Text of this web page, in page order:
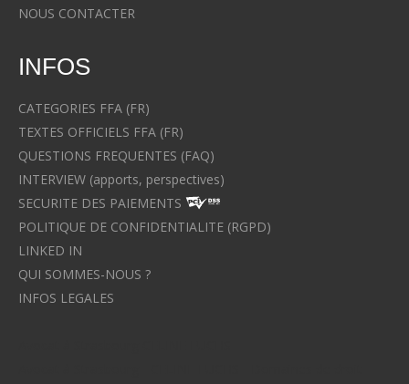
NOUS CONTACTER
INFOS
CATEGORIES FFA (FR)
TEXTES OFFICIELS FFA (FR)
QUESTIONS FREQUENTES (FAQ)
INTERVIEW (apports, perspectives)
SECURITE DES PAIEMENTS
POLITIQUE DE CONFIDENTIALITE (RGPD)
LINKED IN
QUI SOMMES-NOUS ?
INFOS LEGALES